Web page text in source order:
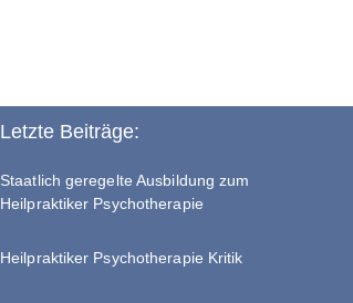
Letzte Beiträge:
Staatlich geregelte Ausbildung zum
Heilpraktiker Psychotherapie
Heilpraktiker Psychotherapie Kritik